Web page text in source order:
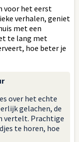
voor het eerst
verhalen, geniet
met een
te lang met
hoe beter je
over het echte
gelachen, de
vertelt. Prachtige
te horen, hoe